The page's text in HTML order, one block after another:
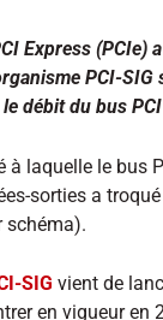
Express (PCIe)
PCI-
débit du bus
laquelle le bus
sorties a
schéma).
SIG vient de
en vigueur en